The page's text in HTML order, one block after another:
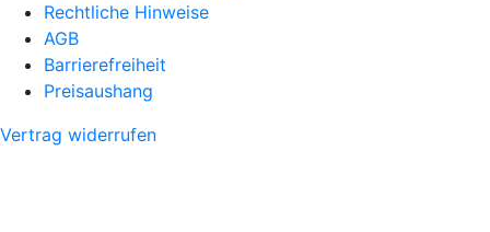
Rechtliche Hinweise
AGB
Barrierefreiheit
Preisaushang
Vertrag widerrufen